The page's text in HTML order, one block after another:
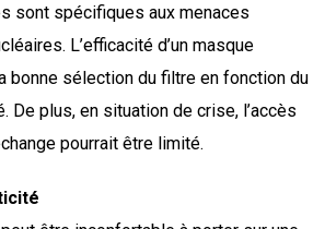
sont spécifiques aux menaces
L’efficacité d’un masque
bonne sélection du filtre en fonction du
De plus, en situation de crise, l’accès
pourrait être limité.